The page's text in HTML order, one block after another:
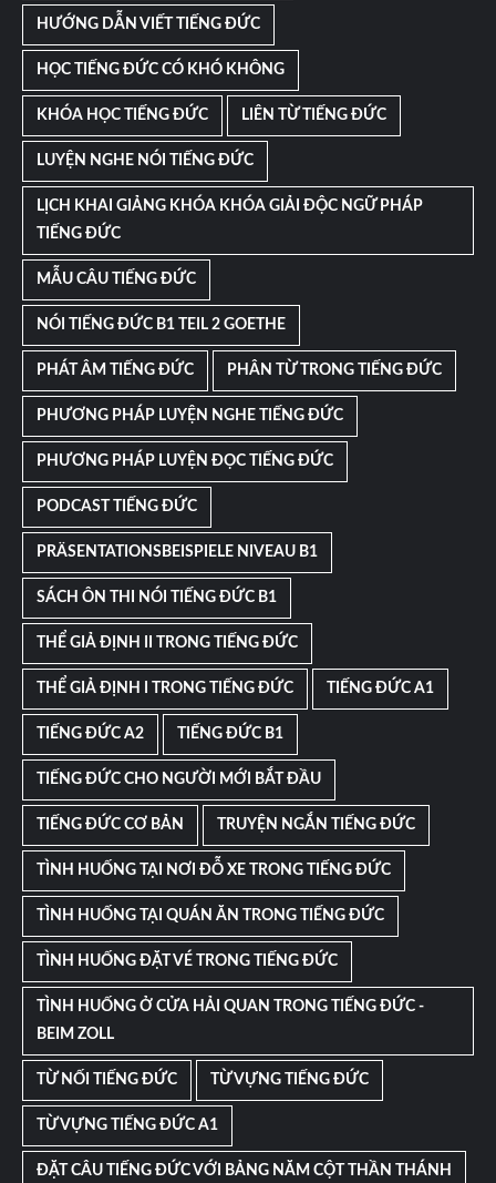
HƯỚNG DẪN VIẾT TIẾNG ĐỨC
HỌC TIẾNG ĐỨC CÓ KHÓ KHÔNG
KHÓA HỌC TIẾNG ĐỨC LIÊN TỪ TIẾNG ĐỨC
LUYỆN NGHE NÓI TIẾNG ĐỨC
LỊCH KHAI GIẢNG KHÓA KHÓA GIẢI ĐỘC NGỮ PHÁP
TIẾNG ĐỨC
MẪU CÂU TIẾNG ĐỨC
NÓI TIẾNG ĐỨC B1 TEIL 2 GOETHE
PHÁT ÂM TIẾNG ĐỨC PHÂN TỪ TRONG TIẾNG ĐỨC
PHƯƠNG PHÁP LUYỆN NGHE TIẾNG ĐỨC
PHƯƠNG PHÁP LUYỆN ĐỌC TIẾNG ĐỨC
PODCAST TIẾNG ĐỨC
PRÄSENTATIONSBEISPIELE NIVEAU B1
SÁCH ÔN THI NÓI TIẾNG ĐỨC B1
THỂ GIẢ ĐỊNH II TRONG TIẾNG ĐỨC
THỂ GIẢ ĐỊNH I TRONG TIẾNG ĐỨC TIẾNG ĐỨC A1
TIẾNG ĐỨC A2 TIẾNG ĐỨC B1
TIẾNG ĐỨC CHO NGƯỜI MỚI BẮT ĐẦU
TIẾNG ĐỨC CƠ BẢN TRUYỆN NGẮN TIẾNG ĐỨC
TÌNH HUỐNG TẠI NƠI ĐỖ XE TRONG TIẾNG ĐỨC
TÌNH HUỐNG TẠI QUÁN ĂN TRONG TIẾNG ĐỨC
TÌNH HUỐNG ĐẶT VÉ TRONG TIẾNG ĐỨC
TÌNH HUỐNG Ở CỬA HẢI QUAN TRONG TIẾNG ĐỨC -
BEIM ZOLL
TỪ NỐI TIẾNG ĐỨC TỪ VỰNG TIẾNG ĐỨC
TỪ VỰNG TIẾNG ĐỨC A1
ĐẶT CÂU TIẾNG ĐỨC VỚI BẢNG NĂM CỘT THẦN THÁNH